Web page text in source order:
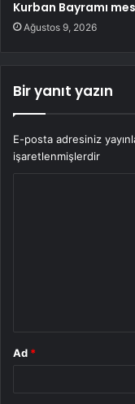
Kurban Bayramı
Ağustos 9, 2026
Bir yanıt yazın
E-posta adresiniz
işaretlenmişlerdir
Ad *